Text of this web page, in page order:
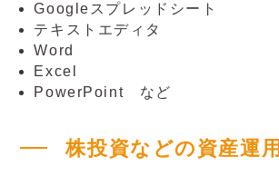
Googleスプレッドシート
テキストエディタ
Word
Excel
PowerPoint など
株投資などの資産運用